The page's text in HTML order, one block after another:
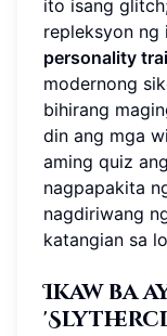
ito isang
repleksyon ng
personality
modernong
bihirang
din ang mga
aming quiz
nagpapakita
nagdiriwang
katangian sa
Ikaw ba